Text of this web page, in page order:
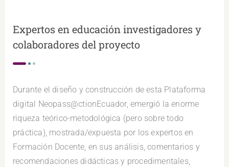
Expertos en educación investigadores y
colaboradores del proyecto
Durante el diseño y construcción de esta Plataforma
digital Neopass@ctionEcuador, emergió la enorme
riqueza teórico-metodológica (pero sobre todo
práctica), mostrada/expuesta por los expertos en
Formación Docente, en sus análisis, comentarios y
recomendaciones didácticas y procedimentales,